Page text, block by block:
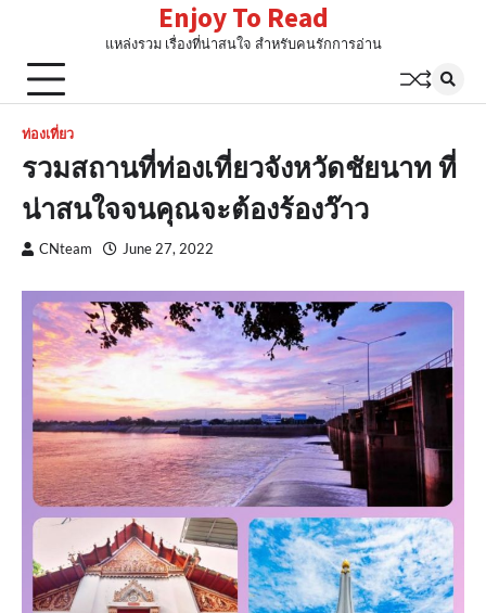
content
Enjoy To Read
แหล่งรวม เรื่องที่น่าสนใจ สำหรับคนรักการอ่าน
ท่องเที่ยว
รวมสถานที่ท่องเที่ยวจังหวัดชัยนาท ที่
น่าสนใจจนคุณจะต้องร้องว๊าว
CNteam June 27, 2022